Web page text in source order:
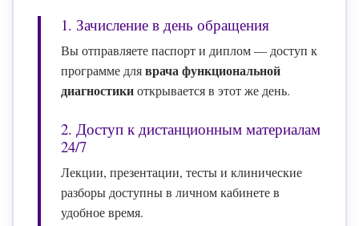
1. Зачисление в день обращения
Вы отправляете паспорт и диплом — доступ к
программе дляврача функциональной
диагностикиоткрывается в этот же день.
2. Доступ к дистанционным материалам
24/7
Лекции, презентации, тесты и клинические
разборы доступны в личном кабинете в
удобное время.